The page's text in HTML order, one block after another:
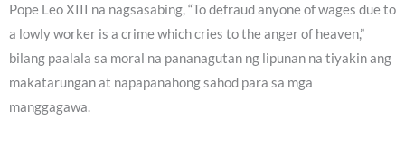
Pope Leo XIII na nagsasabing, “To defraud anyone of wages due to
a lowly worker is a crime which cries to the anger of heaven,”
bilang paalala sa moral na pananagutan ng lipunan na tiyakin ang
makatarungan at napapanahong sahod para sa mga
manggagawa.